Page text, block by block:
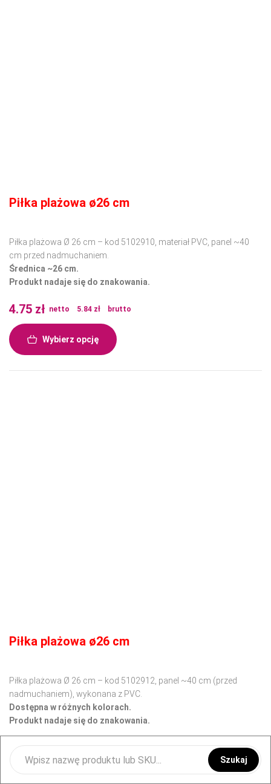
Piłka plażowa ø26 cm
Piłka plażowa Ø 26 cm – kod 5102910, materiał PVC, panel ~40
cm przed nadmuchaniem.
Średnica ~26 cm.
Produkt nadaje się do znakowania.
4.75 zł netto 5.84 zł brutto
Wybierz opcję
Piłka plażowa ø26 cm
Piłka plażowa Ø 26 cm – kod 5102912, panel ~40 cm (przed
nadmuchaniem), wykonana z PVC.
Dostępna w różnych kolorach.
Produkt nadaje się do znakowania.
4.75zł netto 5.84zł brutto
Szukaj